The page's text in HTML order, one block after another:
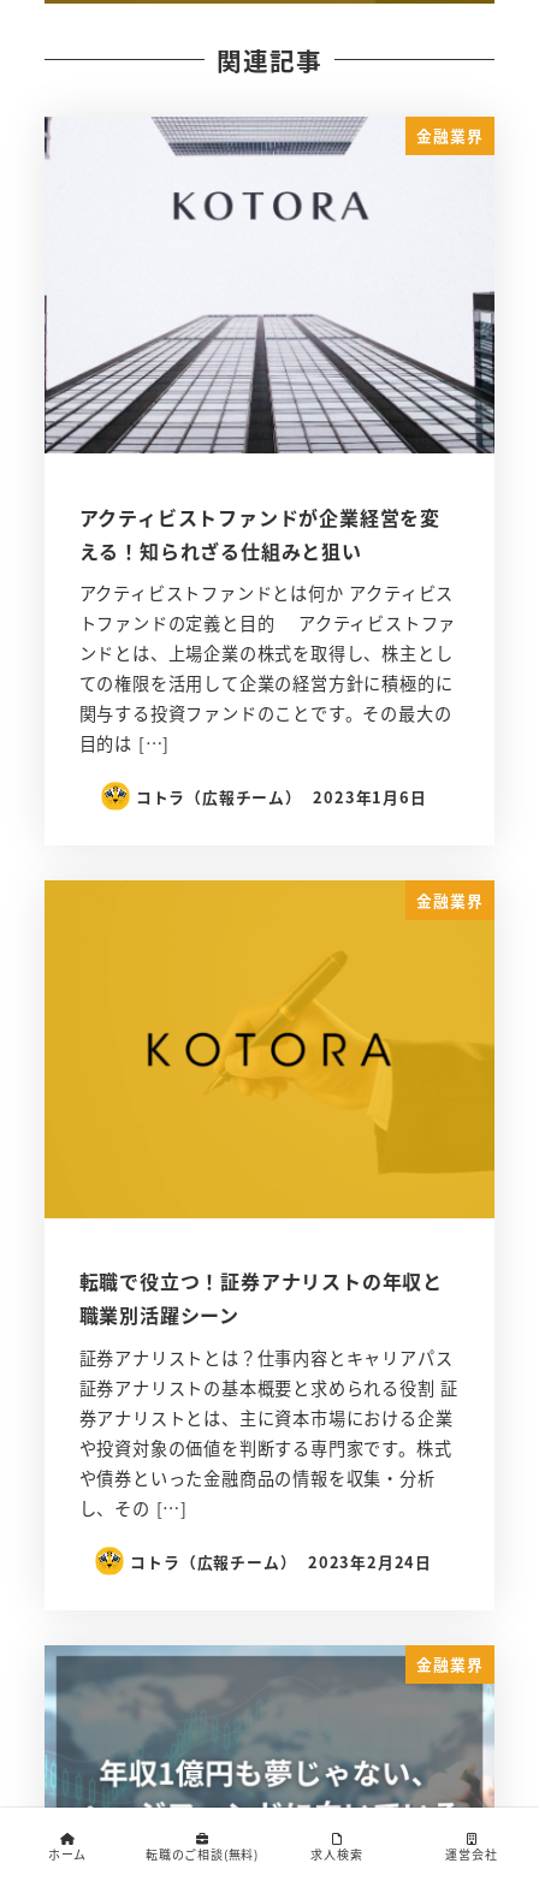
関連記事
金融業界
アクティビストファンドが企業経営を変
える！知られざる仕組みと狙い
アクティビストファンドとは何か アクティビス
トファンドの定義と目的 アクティビストファ
ンドとは、上場企業の株式を取得し、株主とし
ての権限を活用して企業の経営方針に積極的に
関与する投資ファンドのことです。その最大の
目的は […]
コトラ（広報チーム） 2023年1月6日
金融業界
転職で役立つ！証券アナリストの年収と
職業別活躍シーン
証券アナリストとは？仕事内容とキャリアパス
証券アナリストの基本概要と求められる役割 証
券アナリストとは、主に資本市場における企業
や投資対象の価値を判断する専門家です。株式
や債券といった金融商品の情報を収集・分析
し、その […]
コトラ（広報チーム） 2023年2月24日
金融業界
ホーム 転職のご相談(無料) 求人検索 運営会社